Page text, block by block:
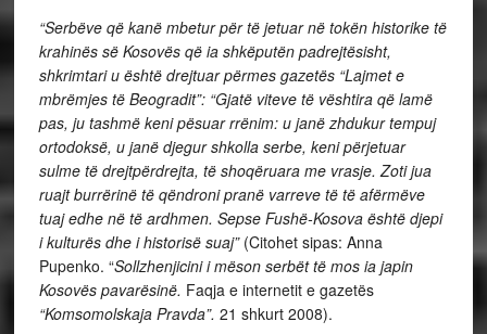
“Serbëve që kanë mbetur për të jetuar në tokën historike të
krahinës së Kosovës që ia shkëputën padrejtësisht,
shkrimtari u është drejtuar përmes gazetës “Lajmet e
mbrëmjes të Beogradit”: “Gjatë viteve të vështira që lamë
pas, ju tashmë keni pësuar rrënim: u janë zhdukur tempuj
ortodoksë, u janë djegur shkolla serbe, keni përjetuar
sulme të drejtpërdrejta, të shoqëruara me vrasje. Zoti jua
ruajt burrërinë të qëndroni pranë varreve të të afërmëve
tuaj edhe në të ardhmen. Sepse Fushë-Kosova është djepi
i kulturës dhe i historisë suaj” (Citohet sipas: Anna
Pupenko. “Sollzhenjicini i mëson serbët të mos ia japin
Kosovës pavarësinë. Faqja e internetit e gazetës
“Komsomolskaja Pravda”. 21 shkurt 2008).